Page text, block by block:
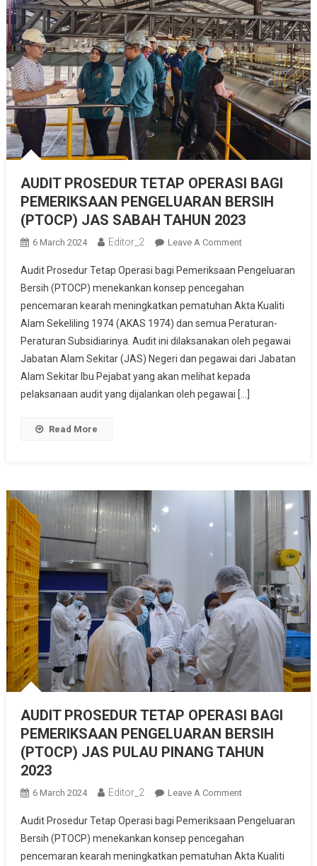
AUDIT PROSEDUR TETAP OPERASI BAGI
PEMERIKSAAN PENGELUARAN BERSIH
(PTOCP) JAS SABAH TAHUN 2023
6 March 2024 Editor_2 Leave A CommentOn
PROSEDUR
TETAP
OPERASI
BAGI
PEMERIKSAAN
PENGELUARAN
BERSIH
(PTOCP)
Audit Prosedur Tetap Operasi bagi Pemeriksaan Pengeluaran
Bersih (PTOCP) menekankan konsep pencegahan
pencemaran kearah meningkatkan pematuhan Akta Kualiti
Alam Sekeliling 1974 (AKAS 1974) dan semua Peraturan-
Peraturan Subsidiarinya. Audit ini dilaksanakan oleh pegawai
Jabatan Alam Sekitar (JAS) Negeri dan pegawai dari Jabatan
Alam Sekitar Ibu Pejabat yang akan melihat kepada
pelaksanaan audit yang dijalankan oleh pegawai […]
Read More
AUDIT PROSEDUR TETAP OPERASI BAGI
PEMERIKSAAN PENGELUARAN BERSIH
(PTOCP) JAS PULAU PINANG TAHUN
2023
6 March 2024 Editor_2 Leave A CommentOn
PROSEDUR
TETAP
OPERASI
Audit Prosedur Tetap Operasi bagi Pemeriksaan Pengeluaran
Bersih (PTOCP) menekankan konsep pencegahan
pencemaran kearah meningkatkan pematuhan Akta Kualiti